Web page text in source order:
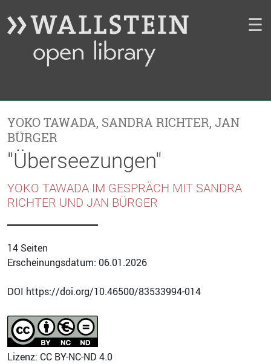
☰
YOKO TAWADA, SANDRA RICHTER, JAN
BÜRGER
"Überseezungen"
YOKO TAWADA IM GESPRÄCH MIT SANDRA
RICHTER UND JAN BÜRGER
14 Seiten
Erscheinungsdatum: 06.01.2026
DOI https://doi.org/10.46500/83533994-014
Lizenz: CC BY-NC-ND 4.0